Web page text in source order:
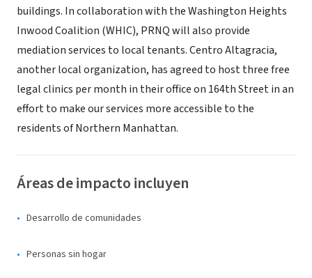
buildings. In collaboration with the Washington Heights
Inwood Coalition (WHIC), PRNQ will also provide
mediation services to local tenants. Centro Altagracia,
another local organization, has agreed to host three free
legal clinics per month in their office on 164th Street in an
effort to make our services more accessible to the
residents of Northern Manhattan.
Áreas de impacto incluyen
Desarrollo de comunidades
Personas sin hogar